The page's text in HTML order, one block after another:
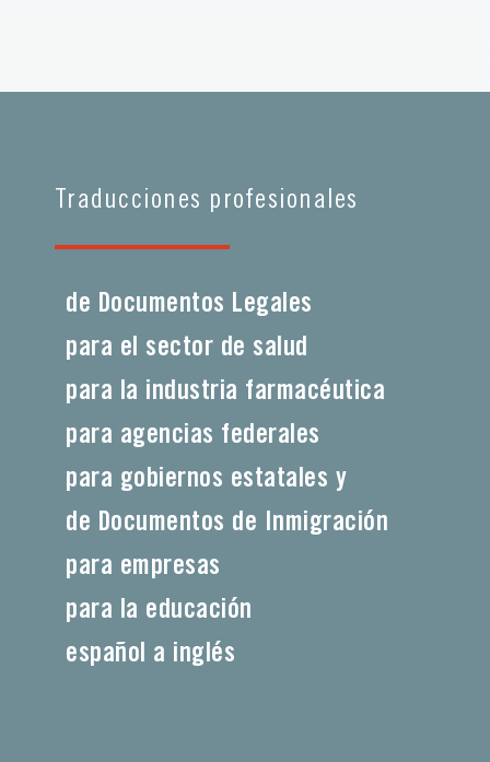
Traducciones profesionales
de Documentos Legales
para el sector de salud
para la industria farmacéutica
para agencias federales
para gobiernos estatales y
de Documentos de Inmigración
para empresas
para la educación
español a inglés